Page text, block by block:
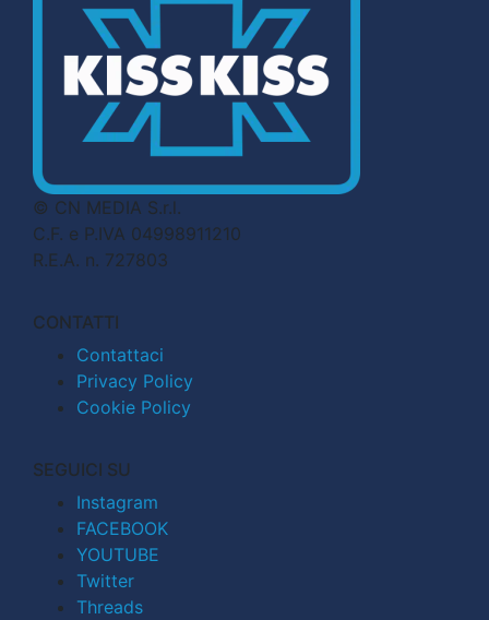
© CN MEDIA S.r.l.
C.F. e P.IVA 04998911210
R.E.A. n. 727803
CONTATTI
Contattaci
Privacy Policy
Cookie Policy
SEGUICI SU
Instagram
FACEBOOK
YOUTUBE
Twitter
Threads